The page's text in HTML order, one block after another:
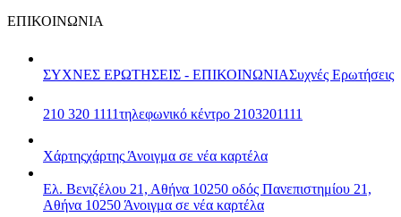
ΕΠΙΚΟΙΝΩΝΙΑ
ΣΥΧΝΕΣ ΕΡΩΤΗΣΕΙΣ - ΕΠΙΚΟΙΝΩΝΙΑΣυχνές Ερωτήσεις
210 320 1111τηλεφωνικό κέντρο 2103201111
Χάρτηςχάρτης Άνοιγμα σε νέα καρτέλα
Ελ. Βενιζέλου 21, Αθήνα 10250 οδός Πανεπιστημίου 21,
Αθήνα 10250 Άνοιγμα σε νέα καρτέλα